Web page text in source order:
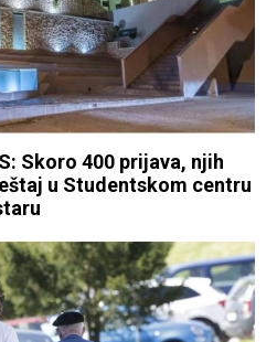
Skoro 400 prijava, njih
u Studentskom centru